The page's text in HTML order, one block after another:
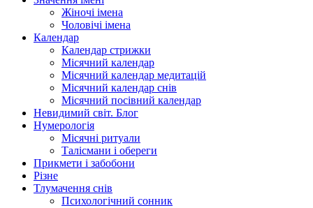
Жіночі імена
Чоловічі імена
Календар
Календар стрижки
Місячний календар
Місячний календар медитацій
Місячний календар снів
Місячний посівний календар
Невидимий світ. Блог
Нумерологія
Місячні ритуали
Талісмани і обереги
Прикмети і забобони
Різне
Тлумачення снів
Психологічний сонник